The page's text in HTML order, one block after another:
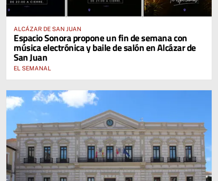
ALCÁZAR DE SAN JUAN
Espacio Sonora propone un fin de semana con
música electrónica y baile de salón en Alcázar de
San Juan
EL SEMANAL